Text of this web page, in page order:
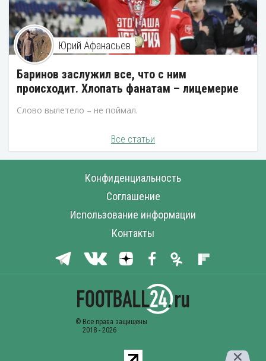
Юрий Афанасьев
Баринов заслужил все, что с ним
происходит. Хлопать фанатам – лицемерие
Слово вылетело – не поймал.
Все статьи
Конфиденциальность
Соглашение
Использование информации
Контакты